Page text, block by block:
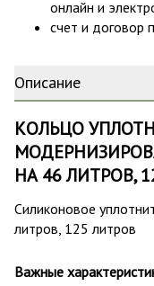
онлайн и
счет и договор
Описание
КОЛЬЦО
НА 46 ЛИТРОВ,
Силиконовое
литров, 125 литров
Важные